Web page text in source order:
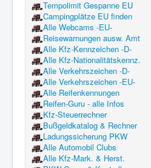
Tempolimit Gespanne EU
Campingplätze EU finden
Alle Webcams -EU-
Reisewarnungen ausw. Amt
Alle Kfz-Kennzeichen -D-
Alle Kfz-Nationalitätskennz.
Alle Verkehrszeichen -D-
Alle Verkehrszeichen -EU-
Alle Reifenkennungen
Reifen-Guru - alle Infos
Kfz-Steuerrechner
Bußgeldkatalog & Rechner
Ladungssicherung PKW
Alle Automobil Clubs
Alle Kfz-Mark. & Herst.